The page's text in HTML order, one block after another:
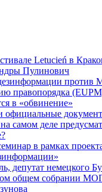
Letucień в
Пулинович
против
правопорядка
в «обвинение»
официальные
самом деле
в рамках
депутат немецкого
общем собрании